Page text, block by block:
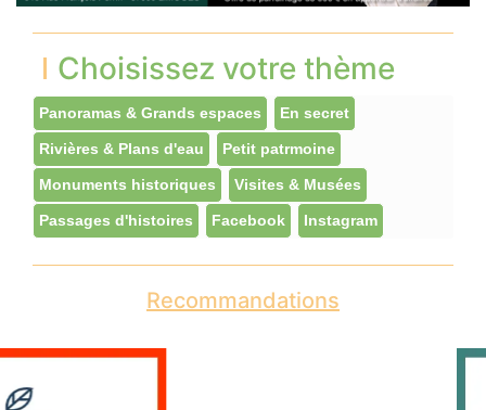
Choisissez votre thème
Panoramas & Grands espaces En secret
Rivières & Plans d'eau Petit patrmoine
Monuments historiques Visites & Musées
Passages d'histoires Facebook Instagram
Recommandations